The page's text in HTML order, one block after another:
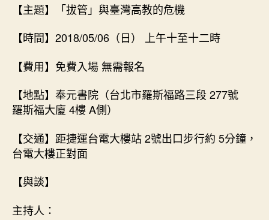
【主題】「拔管」與臺灣高教的危機
【時間】2018/05/06（日）
上午十至十二時
【費用】免費入場 無需報名
【地點】奉元書院（台北市羅斯福路三段277號
羅斯福大廈 4樓A側）
【交通】距捷運台電大樓站2號出口步行約 5分鐘，
台電大樓正對面
【與談】
主持人：